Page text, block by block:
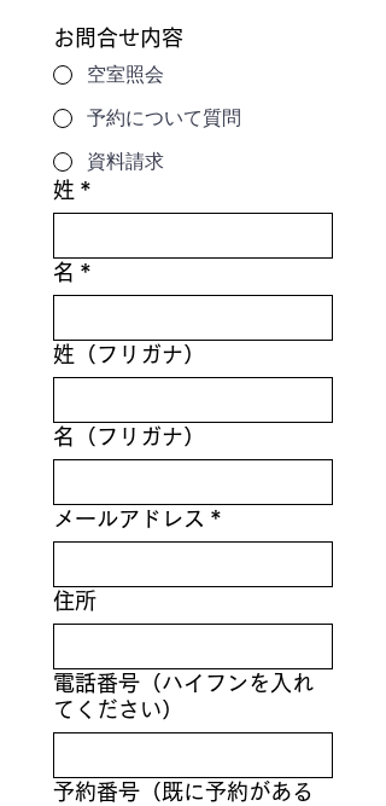
お問合せ内容
空室照会
予約について質問
資料請求
姓 *
名 *
姓（フリガナ）
名（フリガナ）
メールアドレス *
住所
電話番号（ハイフンを入れ
てください）
予約番号（既に予約がある